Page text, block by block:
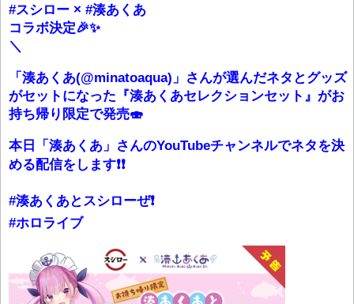
#スシロー × #湊あくあ
コラボ決定🎉✨
＼
「湊あくあ(@minatoaqua)」さんが選んだネタとグッズ
がセットになった『湊あくあセレクションセット』がお
持ち帰り限定で発売🍣
本日「湊あくあ」さんのYouTubeチャンネルでネタを決
める配信をします❗❗
#湊あくあとスシローぜ❗
#ホロライブ